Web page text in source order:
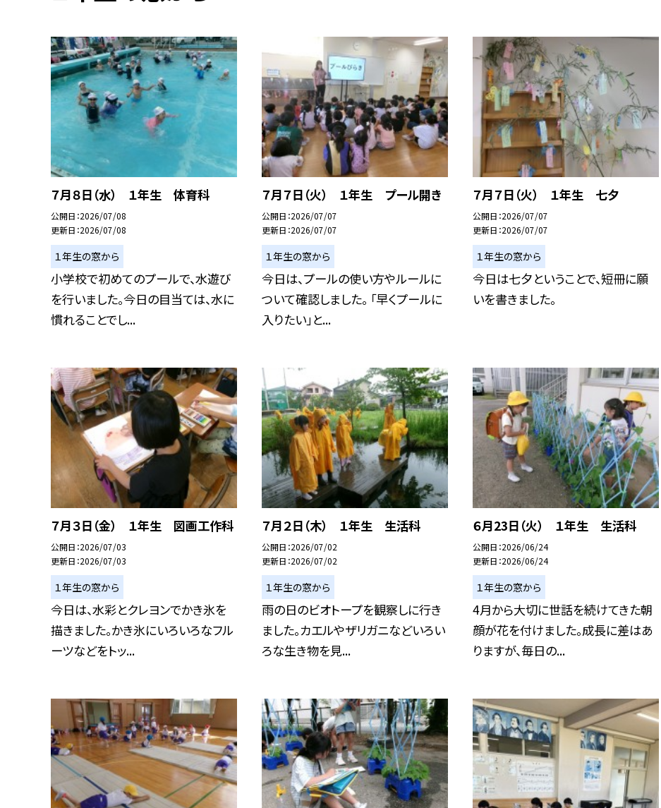
７月８日（水） １年生 体育科
公開日 2026/07/08
更新日 2026/07/08
１年生の窓から
小学校で初めてのプールで、水遊び
を行いました。今日の目当ては、水に
慣れることでし...
７月７日（火） １年生 プール開き
公開日 2026/07/07
更新日 2026/07/07
１年生の窓から
今日は、プールの使い方やルールに
ついて確認しました。 「早くプールに
入りたい」と...
７月７日（火） １年生 七夕
公開日 2026/07/07
更新日 2026/07/07
１年生の窓から
今日は七夕ということで、短冊に願
いを書きました。
７月３日（金） １年生 図画工作科
公開日 2026/07/03
更新日 2026/07/03
１年生の窓から
今日は、水彩とクレヨンでかき氷を
描きました。かき氷にいろいろなフル
ーツなどをトッ...
７月２日（木） １年生 生活科
公開日 2026/07/02
更新日 2026/07/02
１年生の窓から
雨の日のビオトープを観察しに行き
ました。カエルやザリガニなどいろい
ろな生き物を見...
６月23日（火） １年生 生活科
公開日 2026/06/24
更新日 2026/06/24
１年生の窓から
4月から大切に世話を続けてきた朝
顔が花を付けました。成長に差はあ
りますが、毎日の...